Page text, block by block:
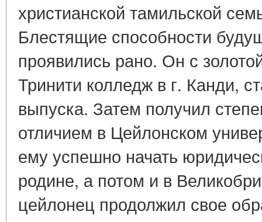
христианской тамильской
Блестящие способности
проявились рано. Он с
Тринити колледж в г. Канди,
выпуска. Затем получил
отличием в Цейлонском
ему успешно начать
родине, а потом и в
цейлонец продолжил свое